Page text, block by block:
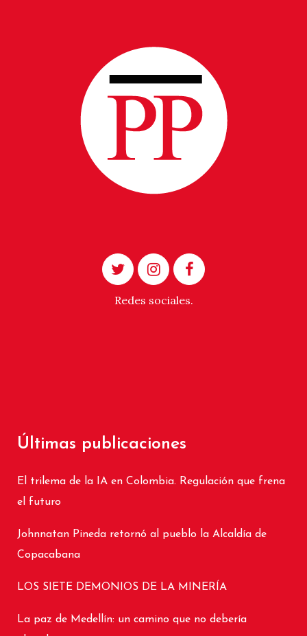
Redes sociales.
Últimas publicaciones
El trilema de la IA en Colombia. Regulación que frena
el futuro
Johnnatan Pineda retornó al pueblo la Alcaldía de
Copacabana
LOS SIETE DEMONIOS DE LA MINERÍA
La paz de Medellín: un camino que no debería